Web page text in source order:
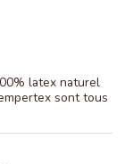
latex naturel
sont tous